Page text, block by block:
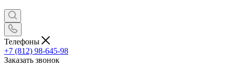
Телефоны
+7 (812) 98-645-98
Заказать звонок